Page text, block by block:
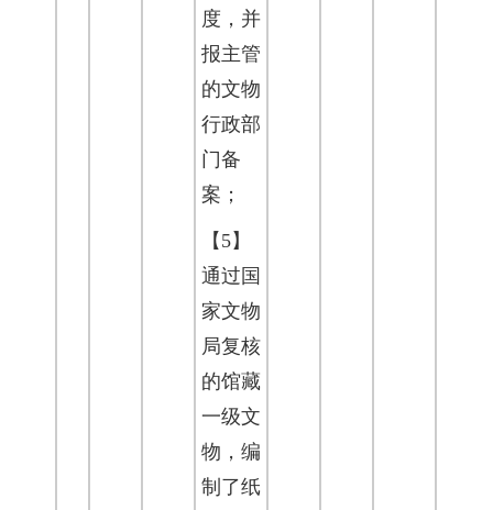
度，并
报主管
的文物
行政部
门备
案；
【5】
通过国
家文物
局复核
的馆藏
一级文
物，编
制了纸